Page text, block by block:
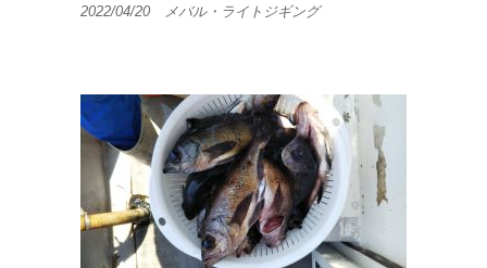
2022/04/20 メバル・ライトジギング